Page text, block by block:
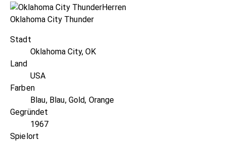
Oklahoma City Thunder
Stadt
Oklahoma City, OK
Land
USA
Farben
Blau, Blau, Gold, Orange
Gegründet
1967
Spielort